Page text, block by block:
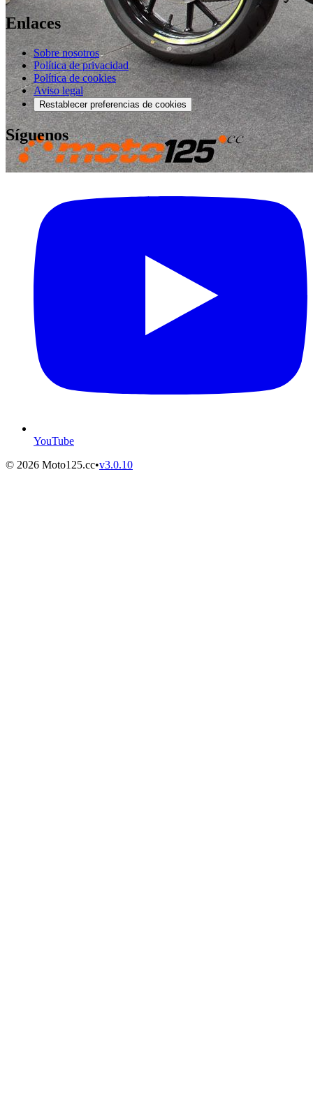
Enlaces
Sobre nosotros
Política de privacidad
Política de cookies
Aviso legal
Restablecer preferencias de cookies
Síguenos
YouTube
© 2026 Moto125.cc•v3.0.10